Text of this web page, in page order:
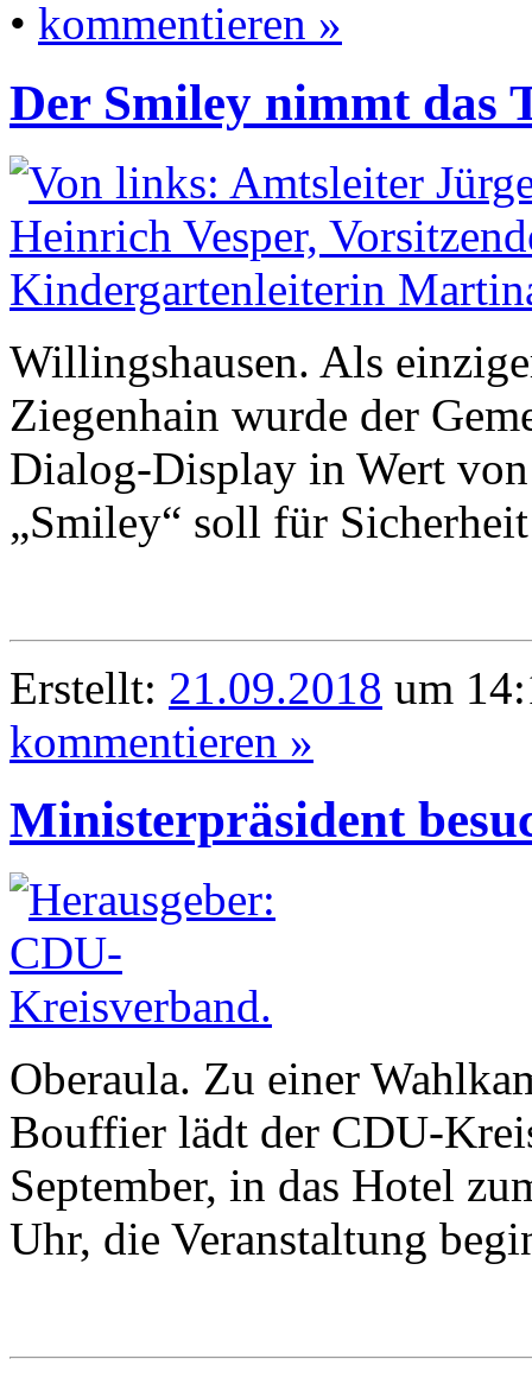
• kommentieren »
Der Smiley nimmt das
Willingshausen. Als
Ziegenhain wurde der
Dialog-Display in Wert
„Smiley“ soll für
Erstellt: 21.09.2018 um
kommentieren »
Ministerpräsident
Oberaula. Zu einer
Bouffier lädt der CDU-
September, in das Hotel
Uhr, die Veranstaltung